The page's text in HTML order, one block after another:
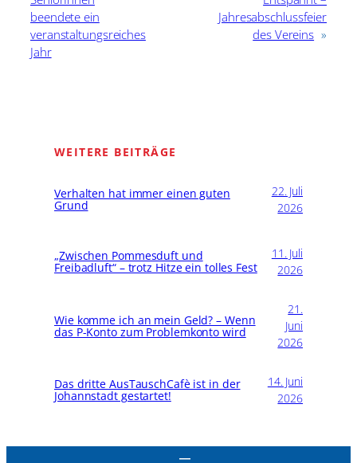
beendete ein
veranstaltungsreiches
Jahr
Jahresabschlussfeier
des Vereins »
WEITERE BEITRÄGE
Verhalten hat immer einen guten
Grund
22. Juli
2026
„Zwischen Pommesduft und
Freibadluft“ – trotz Hitze ein tolles Fest
11. Juli
2026
Wie komme ich an mein Geld? – Wenn
das P-Konto zum Problemkonto wird
21.
Juni
2026
Das dritte AusTauschCafè ist in der
Johannstadt gestartet!
14. Juni
2026